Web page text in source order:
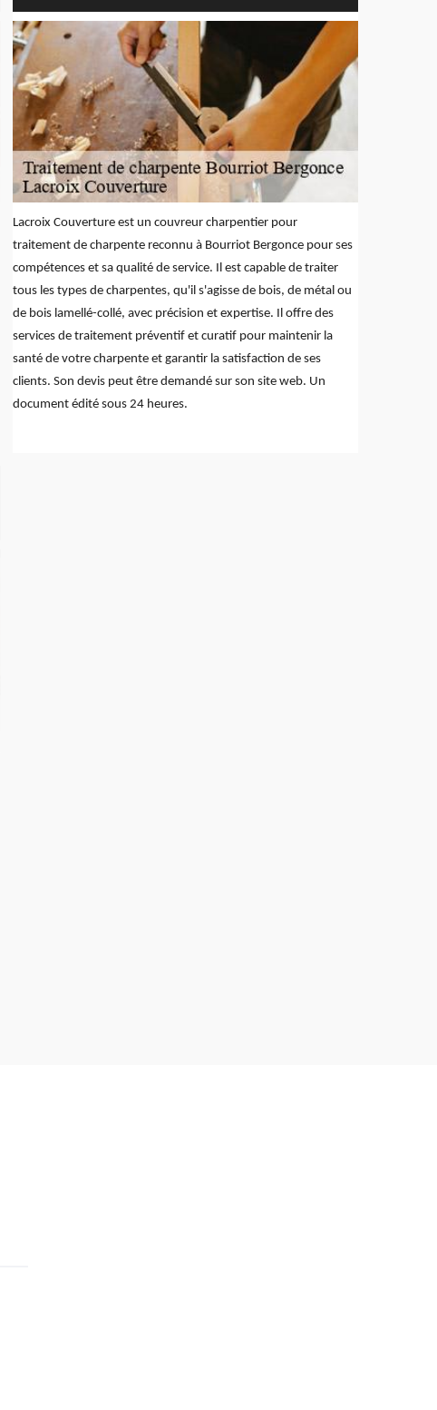
Lacroix Couverture est un couvreur charpentier pour
traitement de charpente reconnu à Bourriot Bergonce pour ses
compétences et sa qualité de service. Il est capable de traiter
tous les types de charpentes, qu'il s'agisse de bois, de métal ou
de bois lamellé-collé, avec précision et expertise. Il offre des
services de traitement préventif et curatif pour maintenir la
santé de votre charpente et garantir la satisfaction de ses
clients. Son devis peut être demandé sur son site web. Un
document édité sous 24 heures.